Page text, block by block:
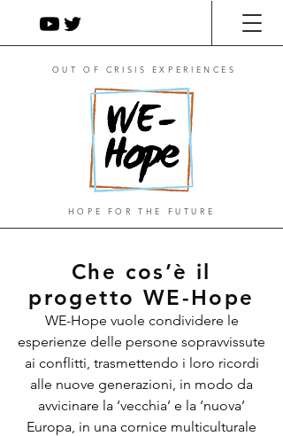
OUT OF CRISIS EXPERIENCES
HOPE FOR THE FUTURE
Che cos’è il
progetto WE-Hope
WE-Hope vuole condividere le
esperienze delle persone sopravvissute
ai conflitti, trasmettendo i loro ricordi
alle nuove generazioni, in modo da
avvicinare la ‘vecchia’ e la ‘nuova’
Europa, in una cornice multiculturale